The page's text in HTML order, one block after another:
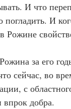
И что
И
Рожине
за его
сейчас, во
с
впрок добра.